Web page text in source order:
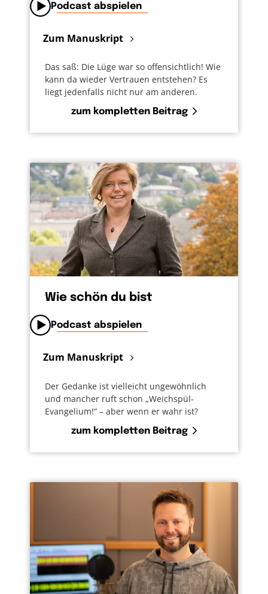
Podcast abspielen
Zum Manuskript
Das saß: Die Lüge war so offensichtlich! Wie
kann da wieder Vertrauen entstehen? Es
liegt jedenfalls nicht nur am anderen.
zum kompletten Beitrag
Wie schön du bist
Podcast abspielen
Zum Manuskript
Der Gedanke ist vielleicht ungewöhnlich
und mancher ruft schon „Weichspül-
Evangelium!“ – aber wenn er wahr ist?
zum kompletten Beitrag